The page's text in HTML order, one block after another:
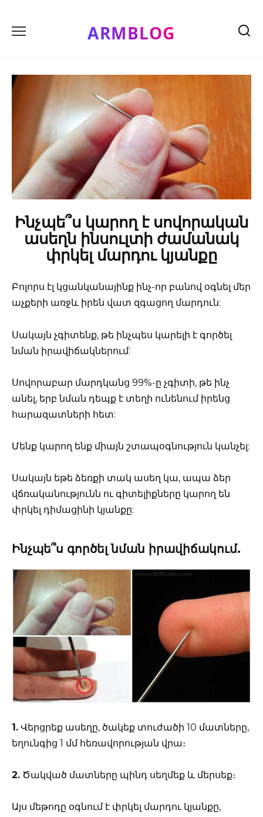
content
ARMBLOG
Ինչպե՞ս կարող է սովորական
ասեղն ինսուլտի ժամանակ
փրկել մարդու կյանքը
Բոլորս էլ կցանկանայինք ինչ-որ բանով օգնել մեր
աչքերի առջև իրեն վատ զգացող մարդուն:
Սակայն չգիտենք, թե ինչպես կարելի է գործել
նման իրավիճակներում:
Սովորաբար մարդկանց 99%-ը չգիտի, թե ինչ
անել, երբ նման դեպք է տեղի ունենում իրենց
հարազատների հետ:
Մենք կարող ենք միայն շտապօգնություն կանչել:
Սակայն եթե ձեռքի տակ ասեղ կա, ապա ձեր
վճռականությունն ու գիտելիքները կարող են
փրկել դիմացինի կյանքը:
Ինչպե՞ս գործել նման իրավիճակում.
1. Վերցրեք ասեղը, ծակեք տուժածի 10 մատները,
եղունգից 1 մմ հեռավորության վրա։
2. Ծակված մատները պինդ սեղմեք և մերսեք։
Այս մեթոդը օգնում է փրկել մարդու կյանքը,